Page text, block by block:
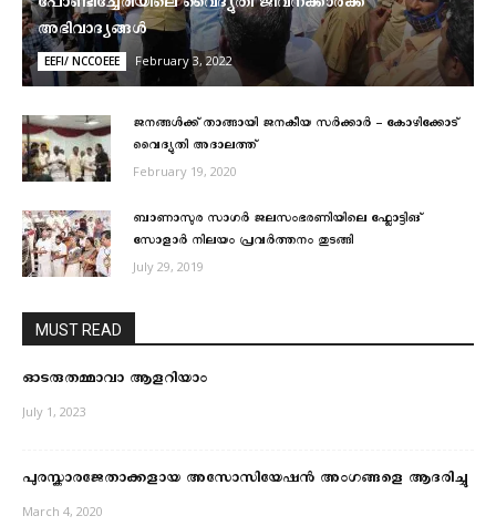
അഭിവാദ്യങ്ങള്‍
EEFI/ NCCOEEE February 3, 2022
ജനങ്ങൾക്ക് താങ്ങായി ജനകീയ സർക്കാർ – കോഴിക്കോട്
വൈദ്യുതി അദാലത്ത്
February 19, 2020
ബാണാസുര സാഗര്‍ ജലസംഭരണിയിലെ ഫ്ലോട്ടിങ്
സോളാര്‍ നിലയം പ്രവര്‍ത്തനം തുടങ്ങി
July 29, 2019
MUST READ
ഓടരുതമ്മാവാ ആളറിയാം
July 1, 2023
പുരസ്കാരജേതാക്കളായ അസോസിയേഷന്‍ അംഗങ്ങളെ ആദരിച്ചു
March 4, 2020